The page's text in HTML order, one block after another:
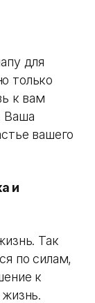
для
только
к вам
Ваша
вашего
и
Так
по силам,
к